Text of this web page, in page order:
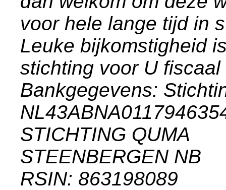
voor hele lange tijd in
Leuke bijkomstigheid
stichting voor U
Bankgegevens:
STICHTING QUMA
STEENBERGEN NB
RSIN: 863198089